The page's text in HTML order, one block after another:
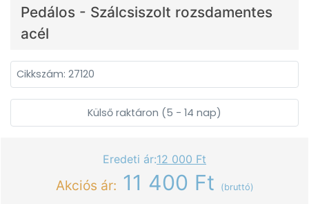
Pedálos - Szálcsiszolt rozsdamentes
acél
Cikkszám: 27120
Külső raktáron (5 - 14 nap)
Eredeti ár:12 000 Ft
Akciós ár: 11 400 Ft (bruttó)